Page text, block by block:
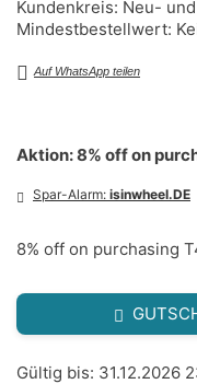
Kundenkreis: Neu-
Mindestbestellwert:
Auf WhatsApp teilen
Aktion: 8% off on
Spar-Alarm: isinwheel.DE
8% off on purchasing
Gültig bis: 31.12.2026